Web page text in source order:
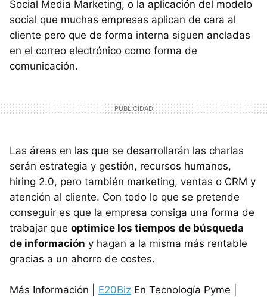
Social Media Marketing, o la aplicación del modelo
social que muchas empresas aplican de cara al
cliente pero que de forma interna siguen ancladas
en el correo electrónico como forma de
comunicación.
Las áreas en las que se desarrollarán las charlas
serán estrategia y gestión, recursos humanos,
hiring 2.0, pero también marketing, ventas o CRM y
atención al cliente. Con todo lo que se pretende
conseguir es que la empresa consiga una forma de
trabajar que optimice los tiempos de búsqueda
de información y hagan a la misma más rentable
gracias a un ahorro de costes.
Más Información | E20Biz En Tecnología Pyme |